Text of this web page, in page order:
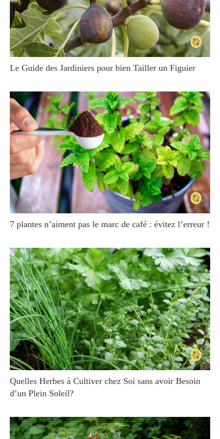
Le Guide des Jardiniers pour bien Tailler un Figuier
7 plantes n’aiment pas le marc de café : évitez l’erreur !
Quelles Herbes à Cultiver chez Soi sans avoir Besoin
d’un Plein Soleil?